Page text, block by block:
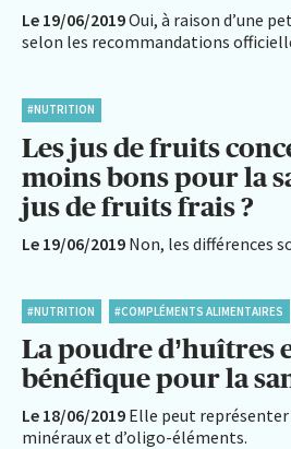
Le 19/06/2019Oui, à raison d’une
selon les recommandations
#NUTRITION
Les jus de fruits
moins bons pour la
jus de fruits frais ?
Le 19/06/2019 Non, les différences
#NUTRITION #COMPLÉMENTS ALIMENTAIRES
La poudre d’huîtres
bénéfique pour la
Le 18/06/2019 Elle peut représenter
minéraux et d’oligo-éléments.